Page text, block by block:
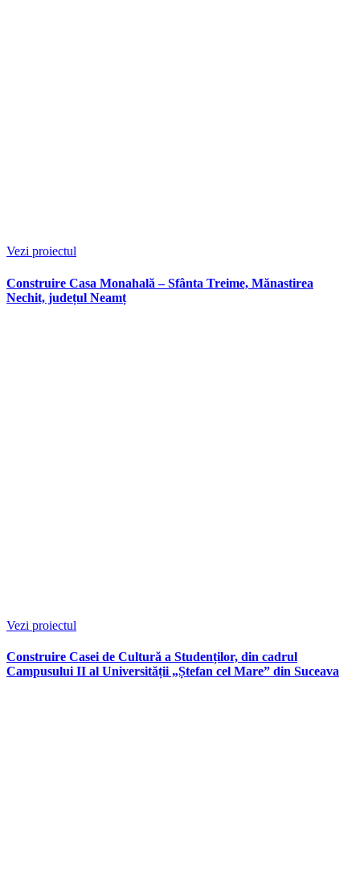
Vezi proiectul
Construire Casa Monahală – Sfânta Treime, Mănastirea
Nechit, județul Neamț
Vezi proiectul
Construire Casei de Cultură a Studenților, din cadrul
Campusului II al Universității „Ștefan cel Mare” din Suceava